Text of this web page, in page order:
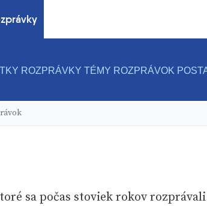
ROZPRÁVKY TÉMY ROZPRÁVOK
sa počas stoviek rokov